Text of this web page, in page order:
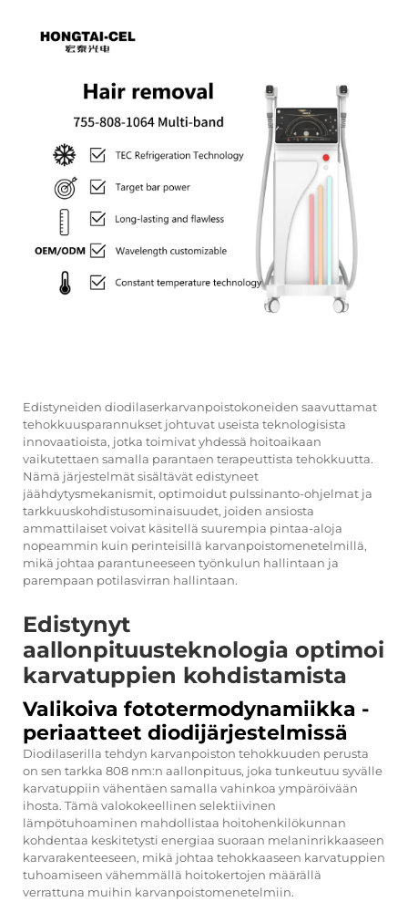
Edistyneiden diodilaserkarvanpoistokoneiden saavuttamat
tehokkuusparannukset johtuvat useista teknologisista
innovaatioista, jotka toimivat yhdessä hoitoaikaan
vaikutettaen samalla parantaen terapeuttista tehokkuutta.
Nämä järjestelmät sisältävät edistyneet
jäähdytysmekanismit, optimoidut pulssinanto-ohjelmat ja
tarkkuuskohdistusominaisuudet, joiden ansiosta
ammattilaiset voivat käsitellä suurempia pintaa-aloja
nopeammin kuin perinteisillä karvanpoistomenetelmillä,
mikä johtaa parantuneeseen työnkulun hallintaan ja
parempaan potilasvirran hallintaan.
Edistynyt
aallonpituusteknologia optimoi
karvatuppien kohdistamista
Valikoiva fototermodynamiikka -
periaatteet diodijärjestelmissä
Diodilaserilla tehdyn karvanpoiston tehokkuuden perusta
on sen tarkka 808 nm:n aallonpituus, joka tunkeutuu syvälle
karvatuppiin vähentäen samalla vahinkoa ympäröivään
ihosta. Tämä valokokeellinen selektiivinen
lämpötuhoaminen mahdollistaa hoitohenkilökunnan
kohdentaa keskitetysti energiaa suoraan melaninrikkaaseen
karvarakenteeseen, mikä johtaa tehokkaaseen karvatuppien
tuhoamiseen vähemmällä hoitokertojen määrällä
verrattuna muihin karvanpoistomenetelmiin.